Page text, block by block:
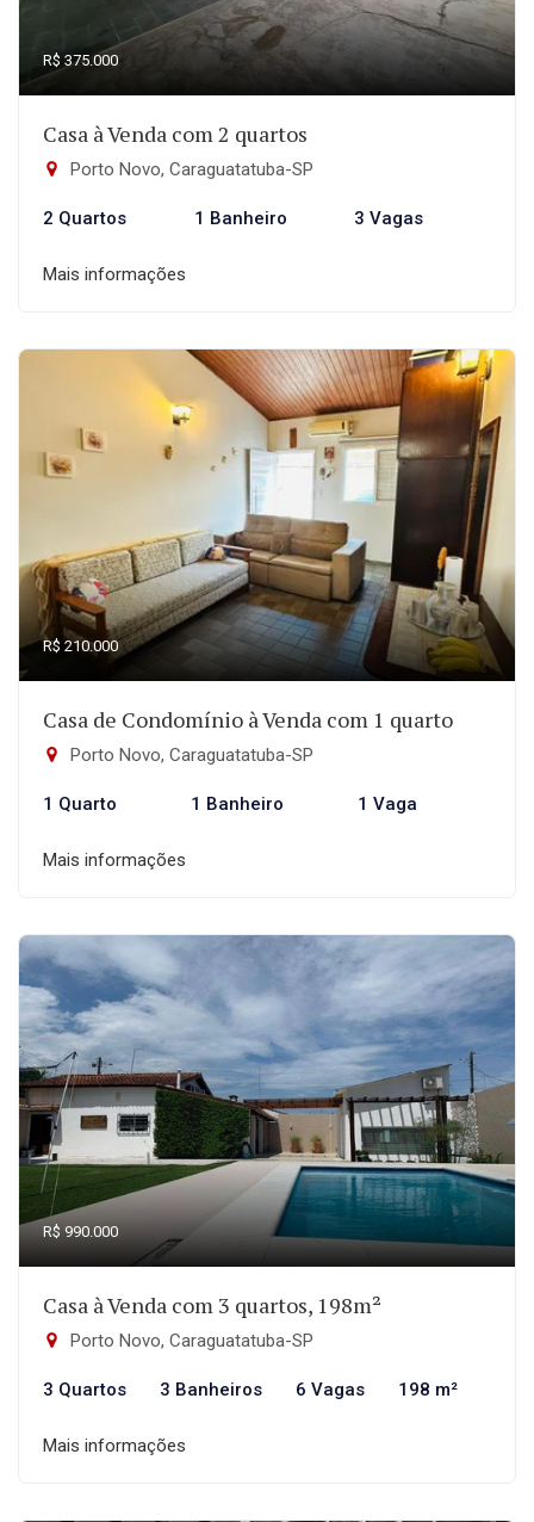
R$ 375.000
Casa à Venda com 2 quartos
Porto Novo, Caraguatatuba-SP
2 Quartos 1 Banheiro 3 Vagas
Mais informações
R$ 210.000
Casa de Condomínio à Venda com 1 quarto
Porto Novo, Caraguatatuba-SP
1 Quarto 1 Banheiro 1 Vaga
Mais informações
R$ 990.000
Casa à Venda com 3 quartos, 198m²
Porto Novo, Caraguatatuba-SP
3 Quartos 3 Banheiros 6 Vagas 198 m²
Mais informações